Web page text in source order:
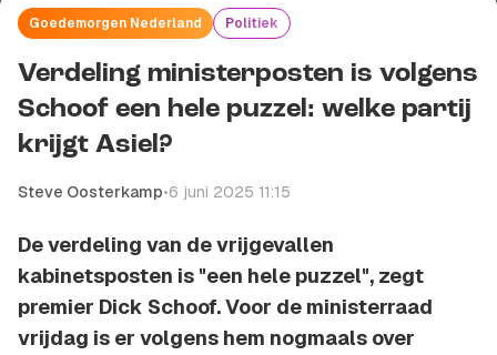
Goedemorgen Nederland Politiek
Verdeling ministerposten is volgens
Schoof een hele puzzel: welke partij
krijgt Asiel?
Steve Oosterkamp•6 juni 2025 11:15
De verdeling van de vrijgevallen
kabinetsposten is "een hele puzzel", zegt
premier Dick Schoof. Voor de ministerraad
vrijdag is er volgens hem nogmaals over